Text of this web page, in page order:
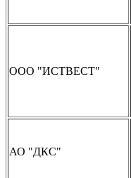
ООО "ИСТВЕСТ"
АО "ДКС"